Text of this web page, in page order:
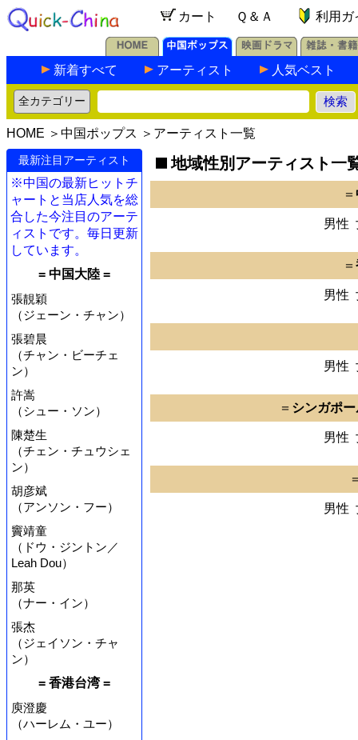
カート Ｑ＆Ａ 利用ガ
新着すべて アーティスト 人気ベスト
HOME ＞ 中国ポップス ＞アーティスト一覧
最新注目アーティスト
※中国の最新ヒットチ
ャートと当店人気を総
合した今注目のアーテ
ィストです。毎日更新
しています。
= 中国大陸 =
張靚穎
（ジェーン・チャン）
張碧晨
（チャン・ビーチェ
ン）
許嵩
（シュー・ソン）
陳楚生
（チェン・チュウシェ
ン）
胡彦斌
（アンソン・フー）
竇靖童
（ドウ・ジントン／
Leah Dou）
那英
（ナー・イン）
張杰
（ジェイソン・チャ
ン）
= 香港台湾 =
庾澄慶
（ハーレム・ユー）
地域性別アーティスト一
＝
男性
＝
男性
男性
＝ シンガポ
男性
男性